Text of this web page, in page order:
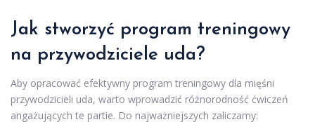
Jak stworzyć program treningowy
na przywodziciele uda?
Aby opracować efektywny program treningowy dla mięśni
przywodzicieli uda, warto wprowadzić różnorodność ćwiczeń
angażujących te partie. Do najważniejszych zaliczamy: